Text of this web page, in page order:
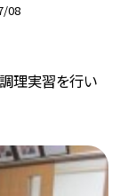
08
理実習を行い